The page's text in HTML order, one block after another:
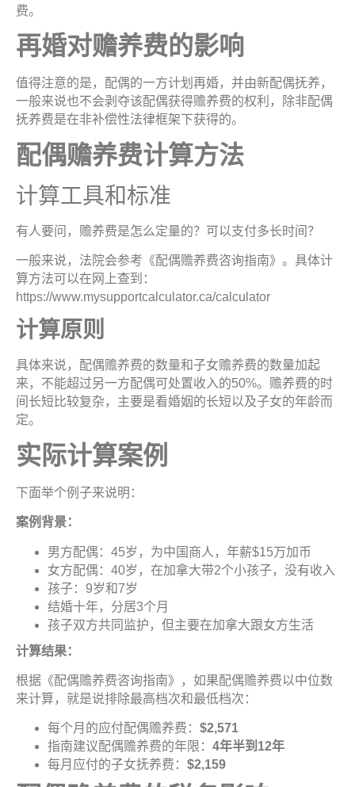
费。
再婚对赡养费的影响
值得注意的是，配偶的一方计划再婚，并由新配偶抚养，
一般来说也不会剥夺该配偶获得赡养费的权利，除非配偶
抚养费是在非补偿性法律框架下获得的。
配偶赡养费计算方法
计算工具和标准
有人要问，赡养费是怎么定量的？可以支付多长时间？
一般来说，法院会参考《配偶赡养费咨询指南》。具体计
算方法可以在网上查到：
https://www.mysupportcalculator.ca/calculator
计算原则
具体来说，配偶赡养费的数量和子女赡养费的数量加起
来，不能超过另一方配偶可处置收入的50%。赡养费的时
间长短比较复杂，主要是看婚姻的长短以及子女的年龄而
定。
实际计算案例
下面举个例子来说明：
案例背景：
男方配偶：45岁，为中国商人，年薪$15万加币
女方配偶：40岁，在加拿大带2个小孩子，没有收入
孩子：9岁和7岁
结婚十年，分居3个月
孩子双方共同监护，但主要在加拿大跟女方生活
计算结果：
根据《配偶赡养费咨询指南》，如果配偶赡养费以中位数
来计算，就是说排除最高档次和最低档次：
每个月的应付配偶赡养费： $2,571
指南建议配偶赡养费的年限： 4年半到 12年
每月应付的子女抚养费： $2,159